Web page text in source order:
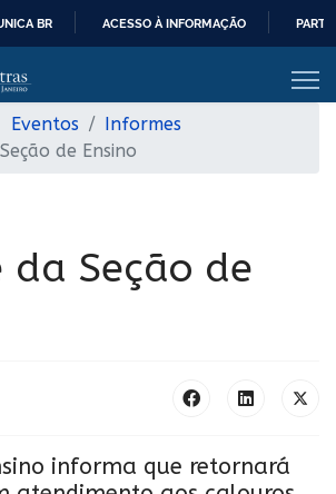
O
BR ACESSO À INFORMAÇÃO
Eventos
Informes
de Ensino
da Seção de
informa que retornará